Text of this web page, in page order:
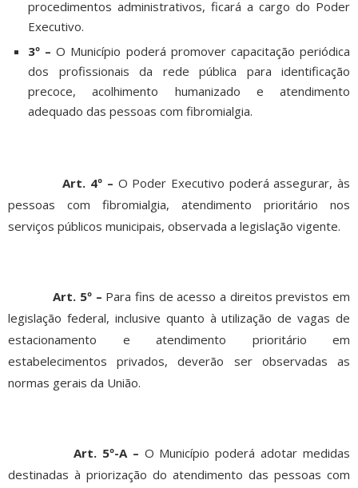
procedimentos administrativos, ficará a cargo do Poder
Executivo.
3º – O Município poderá promover capacitação periódica
dos profissionais da rede pública para identificação
precoce, acolhimento humanizado e atendimento
adequado das pessoas com fibromialgia.
Art. 4º – O Poder Executivo poderá assegurar, às
pessoas com fibromialgia, atendimento prioritário nos
serviços públicos municipais, observada a legislação vigente.
Art. 5º – Para fins de acesso a direitos previstos em
legislação federal, inclusive quanto à utilização de vagas de
estacionamento e atendimento prioritário em
estabelecimentos privados, deverão ser observadas as
normas gerais da União.
Art. 5º-A – O Município poderá adotar medidas
destinadas à priorização do atendimento das pessoas com